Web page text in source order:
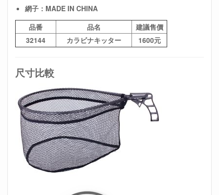
網子：MADE IN CHINA
品番
品名
建議售價
32144
カラビナキッター 1600元
尺寸比較